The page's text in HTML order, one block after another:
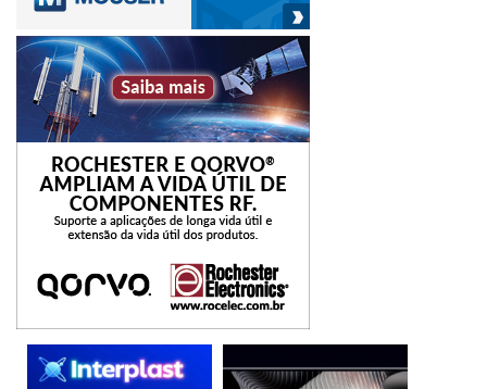
paralisações por problemas nas máquinas.
Em um contexto tão tecnológico e inovador como o vivido
atualmente, é inconcebível colocar a vida das pessoas em
risco desnecessariamente. O que não quer dizer que as
companhias precisam ir para o lado totalmente
também não devem ficar reféns de uma operação somente
manual. A ideia é ter uma solução híbrida, e que o
operador de máquina passe por uma capacitação simples e
seja habilitado para operar o robô, reconfigurando-o